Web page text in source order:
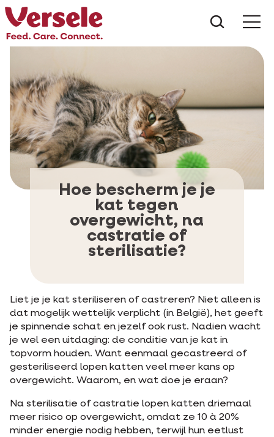
Hoe bescherm je je
kat tegen
overgewicht, na
castratie of
sterilisatie?
Liet je je kat steriliseren of castreren? Niet alleen is
dat mogelijk wettelijk verplicht (in België), het geeft
je spinnende schat en jezelf ook rust. Nadien wacht
je wel een uitdaging: de conditie van je kat in
topvorm houden. Want eenmaal gecastreerd of
gesteriliseerd lopen katten veel meer kans op
overgewicht. Waarom, en wat doe je eraan?
Na sterilisatie of castratie lopen katten driemaal
meer risico op overgewicht, omdat ze 10 à 20%
minder energie nodig hebben, terwijl hun eetlust